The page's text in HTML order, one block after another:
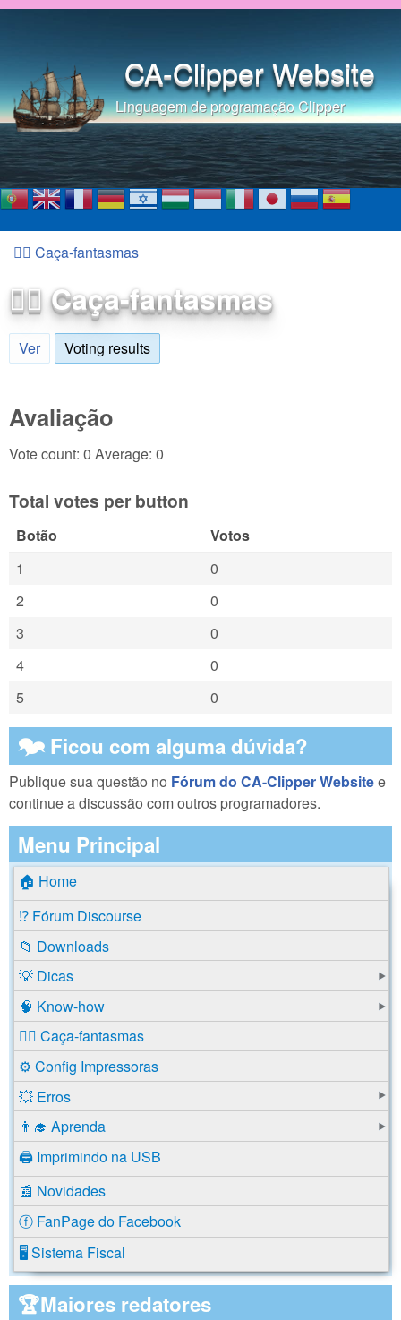
Pular para o conteúdo
CA-Clipper Website
Linguagem de programação Clipper
Você está aqui
🕵️‍♂️ Caça-fantasmas
🕵️‍♂️ Caça-fantasmas
Ver Voting results
Avaliação
Vote count: 0 Average: 0
Total votes per button
Botão
Votos
1
0
2
0
3
0
4
0
5
0
🗫 Ficou com alguma dúvida?
Publique sua questão no Fórum do CA-Clipper Websitee
continue a discussão com outros programadores.
Menu Principal
🏠 Home
⁉️ Fórum Discourse
📁 Downloads
💡 Dicas
🧠 Know-how
🕵️‍♂️ Caça-fantasmas
⚙️ Config Impressoras
💥 Erros
👨‍🎓 Aprenda
🖨️ Imprimindo na USB
📰 Novidades
ⓕ FanPage do Facebook
🖥️ Sistema Fiscal
🏆Maiores redatores